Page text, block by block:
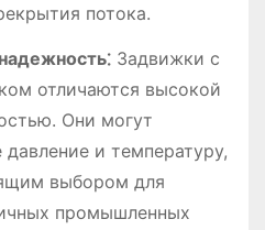
потока.
Задвижки с
отличаются высокой
Они могут
и температуру,
выбором для
промышленных